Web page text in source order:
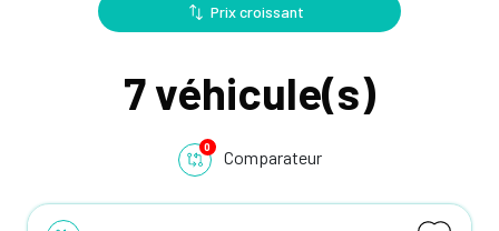
7véhicule(s)
Prix croissant
0
Comparateur